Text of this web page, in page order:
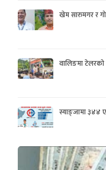
खेम सारुमगर र
वालिङमा
स्याङ्जामा ३४४